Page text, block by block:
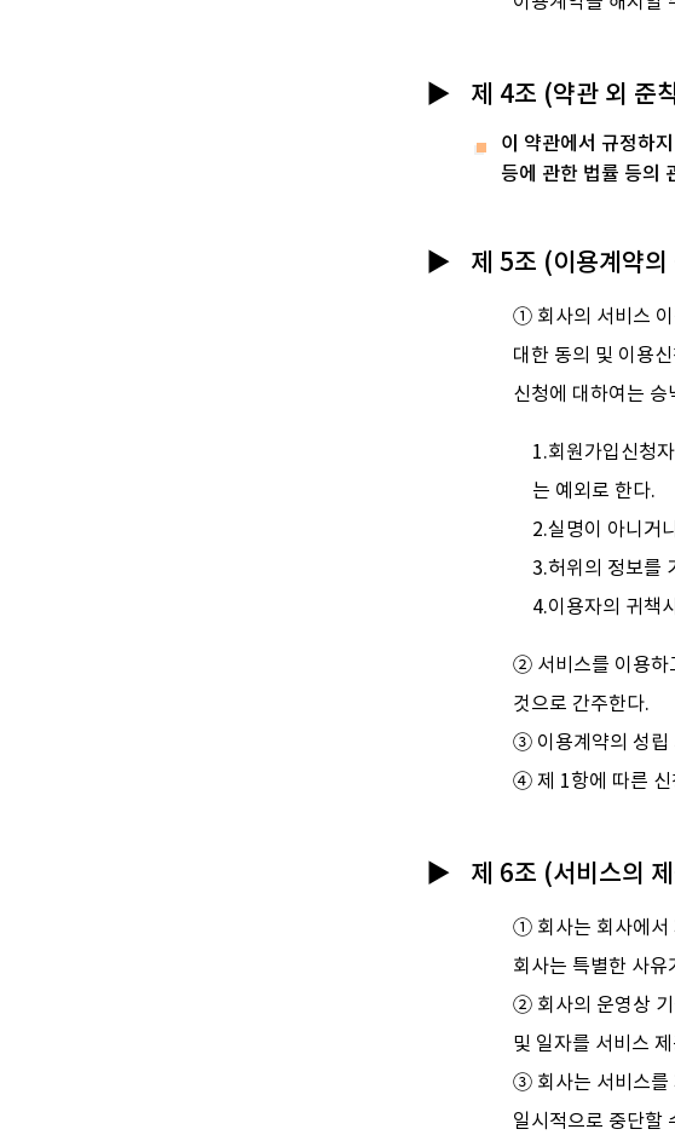
제 4조 (약관 외 준
이 약관에서 규정하
등에 관한 법률 등의
제 5조 (이용계약의
① 회사의 서비스 이
대한 동의 및 이용
신청에 대하여는
1.회원가입신청
는 예외로 한다.
2.실명이 아니거
3.허위의 정보를
4.이용자의 귀책
② 서비스를 이용하
것으로 간주한다.
③ 이용계약의 성립
④ 제 1항에 따른 신
제 6조 (서비스의
① 회사는 회사에서
회사는 특별한 사
② 회사의 운영상 기
및 일자를 서비스
③ 회사는 서비스를
일시적으로 중단할